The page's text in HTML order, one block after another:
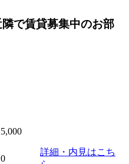
で賃貸募集中のお部
詳細・内見はこち